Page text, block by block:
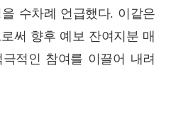
수차례 언급했다. 이같은
써 향후 예보 잔여지분 매
적인 참여를 이끌어 내려